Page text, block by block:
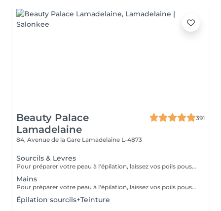
Beauty Palace
Lamadelaine
391
84, Avenue de la Gare Lamadelaine L-4873
Sourcils & Levres
Pour préparer votre peau à l'épilation, laissez vos poils pousser pendant au moins deux semaines après le dernier rasage pour assurer une longueur adéquate. Il est également recommandé, mais non indispensable, d'effectuer un gommage doux 24 heures avant la séance pour éliminer les cellules mortes et faciliter l'extraction des poils. Le jour de l'épilation, évitez d'appliquer des crèmes ou des huiles sur la zone concernée afin d'assurer une bonne adhérence de la cire. Enfin, protégez votre peau en évitant l'exposition au soleil ou les séances de bronzage, qui pourraient la rendre plus sensible et irritable.
Mains
Pour préparer votre peau à l'épilation, laissez vos poils pousser pendant au moins deux semaines après le dernier rasage pour assurer une longueur adéquate. Il est également recommandé, mais non indispensable, d'effectuer un gommage doux 24 heures avant la séance pour éliminer les cellules mortes et faciliter l'extraction des poils. Le jour de l'épilation, évitez d'appliquer des crèmes ou des huiles sur la zone concernée afin d'assurer une bonne adhérence de la cire. Enfin, protégez votre peau en évitant l'exposition au soleil ou les séances de bronzage, qui pourraient la rendre plus sensible et irritable.
Épilation sourcils+Teinture